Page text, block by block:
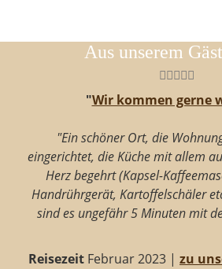
Aus unserem
"Wir kommen gerne
"Ein schöner Ort, die
eingerichtet, die Küche mit allem
Herz begehrt (Kapsel-
Handrührgerät, Kartoffelschäler
sind es ungefähr 5 Minuten mit
Reisezeit Februar 2023 | zu